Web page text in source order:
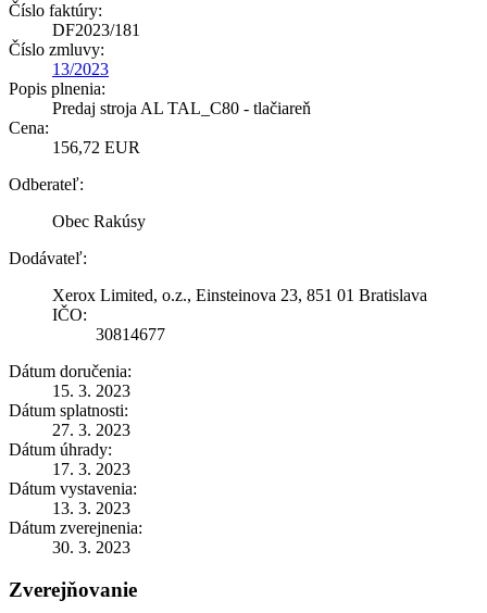
Číslo faktúry:
DF2023/181
Číslo zmluvy:
13/2023
Popis plnenia:
Predaj stroja AL TAL_C80 - tlačiareň
Cena:
156,72 EUR
Odberateľ:
Obec Rakúsy
Dodávateľ:
Xerox Limited, o.z., Einsteinova 23, 851 01 Bratislava
IČO:
30814677
Dátum doručenia:
15. 3. 2023
Dátum splatnosti:
27. 3. 2023
Dátum úhrady:
17. 3. 2023
Dátum vystavenia:
13. 3. 2023
Dátum zverejnenia:
30. 3. 2023
Zverejňovanie